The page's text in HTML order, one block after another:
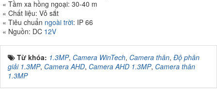
« Tầm xa hồng ngoại: 30-40 m
« Chất liệu: Vỏ sắt
« Tiêu chuẩn ngoài trời: IP 66
« Nguồn: DC 12V
Từ khóa: 1.3MP, Camera WinTech, Camera thân, Độ phân
giải 1.3MP, Camera AHD, Camera AHD 1.3MP, Camera thân
1.3MP